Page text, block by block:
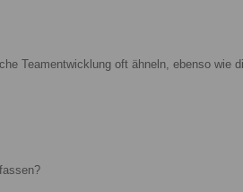
Teamentwicklung oft ähneln, ebenso wie